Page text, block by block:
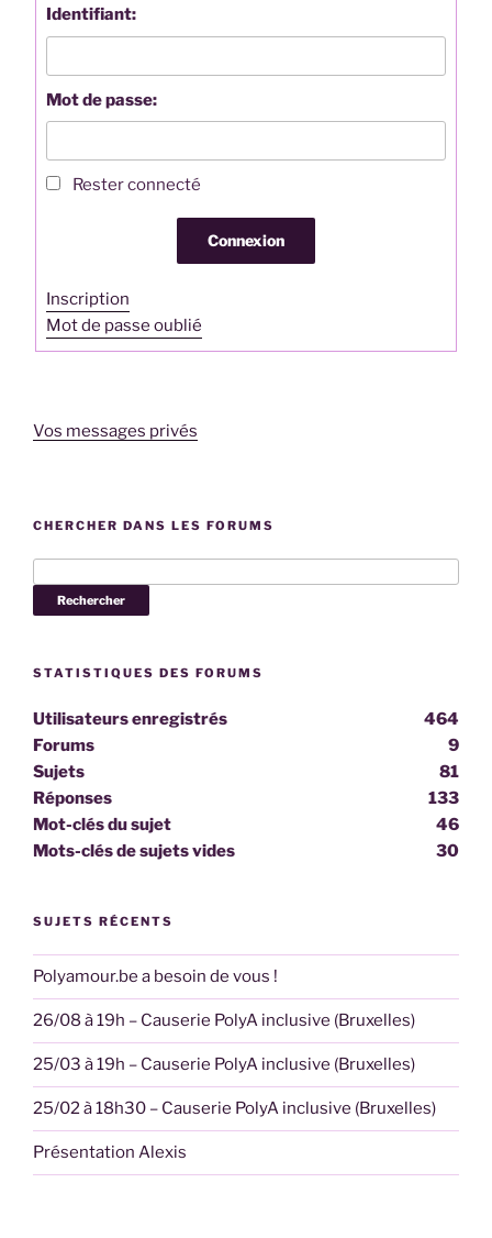
Identifiant:
Mot de passe:
Rester connecté
Connexion
Inscription
Mot de passe oublié
Vos messages privés
CHERCHER DANS LES FORUMS
STATISTIQUES DES FORUMS
Utilisateurs enregistrés
464
Forums
9
Sujets
81
Réponses
133
Mot-clés du sujet
46
Mots-clés de sujets vides
30
SUJETS RÉCENTS
Polyamour.be a besoin de vous !
26/08 à 19h – Causerie PolyA inclusive (Bruxelles)
25/03 à 19h – Causerie PolyA inclusive (Bruxelles)
25/02 à 18h30 – Causerie PolyA inclusive (Bruxelles)
Présentation Alexis